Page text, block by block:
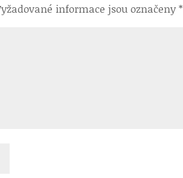
informace jsou označeny*